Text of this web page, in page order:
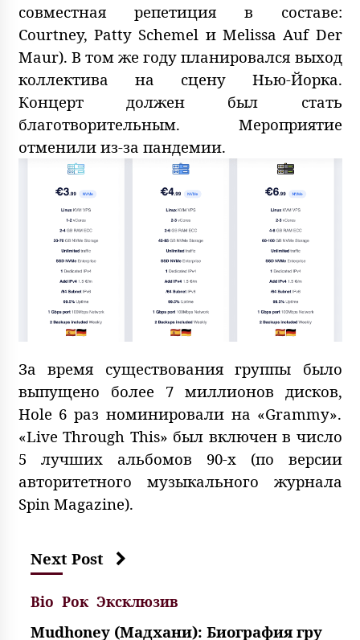
совместная репетиция в составе:
Courtney, Patty Schemel и Melissa Auf Der
Maur). В том же году планировался выход
коллектива на сцену Нью-Йорка.
Концерт должен был стать
благотворительным. Мероприятие
отменили из-за пандемии.
За время существования группы было
выпущено более 7 миллионов дисков,
Hole 6 раз номинировали на «Grammy».
«Live Through This» был включен в число
5 лучших альбомов 90-х (по версии
авторитетного музыкального журнала
Spin Magazine).
Next Post
Bio Рок Эксклюзив
Mudhoney (Мадхани): Биография гру